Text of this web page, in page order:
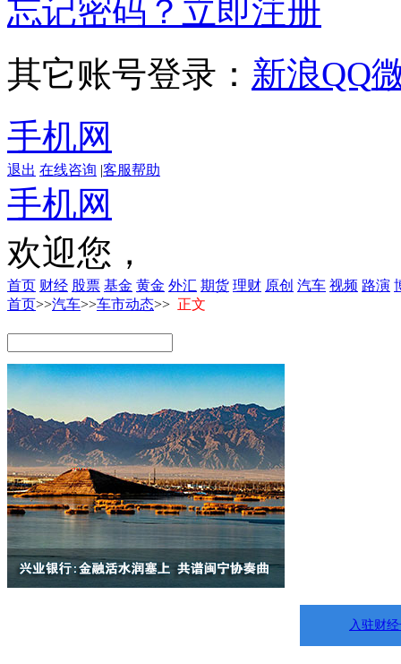
忘记密码？ 立即注册
其它账号登录： 新浪QQ
手机网
退出 在线咨询 |客服帮助
手机网
欢迎您，
首页 财经 股票 基金 黄金 外汇 期货 理财 原创 汽车 视频 路演
首页>>汽车>>车市动态>> 正文
入驻财